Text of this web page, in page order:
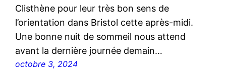
Clisthène pour leur très bon sens de
l’orientation dans Bristol cette après-midi.
Une bonne nuit de sommeil nous attend
avant la dernière journée demain…
octobre 3, 2024